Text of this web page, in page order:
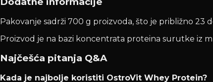
Pakovanje sadrži 700 g proizvoda, što je približno 23
Proizvod je na bazi koncentrata proteina surutke iz
Najčešća pitanja Q&A
Kada je najbolje koristiti OstroVit Whey Protein?